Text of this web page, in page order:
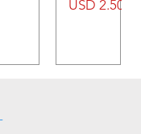
Precio
USD 2.50